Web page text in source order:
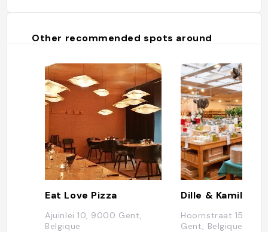
Other recommended spots around
Eat Love Pizza
Ajuinlei 10, 9000 Gent,
Belgique
Dille & Kamille
Hoornstraat 15,
Gent, Belgique